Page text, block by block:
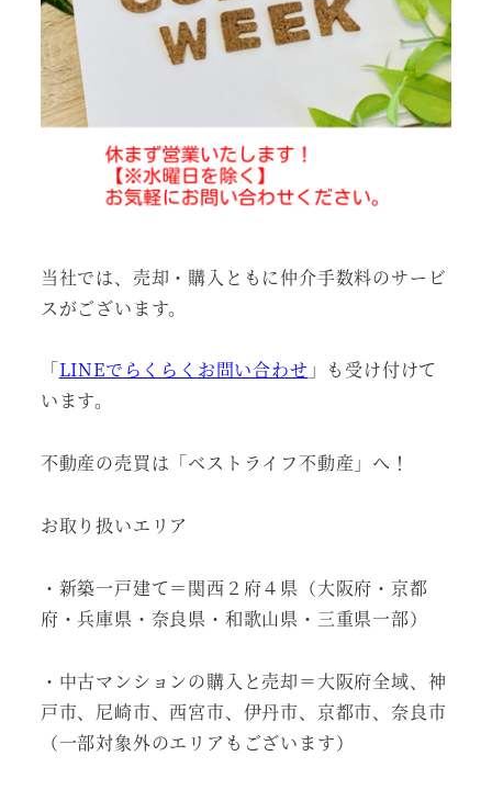
当社では、売却・購入ともに仲介手数料のサービ
スがございます。
「LINEでらくらくお問い合わせ 」も受け付けて
います。
不動産の売買は「ベストライフ不動産」へ！
お取り扱いエリア
・新築一戸建て＝関西２府４県（大阪府・京都
府・兵庫県・奈良県・和歌山県・三重県一部）
・中古マンションの購入と売却＝大阪府全域、神
戸市、尼崎市、西宮市、伊丹市、京都市、奈良市
（一部対象外のエリアもございます）